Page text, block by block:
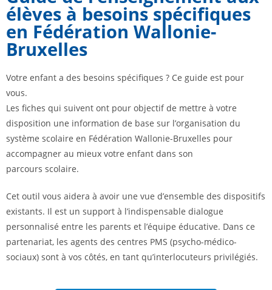
élèves à besoins spécifiques
en Fédération Wallonie-
Bruxelles
Votre enfant a des besoins spécifiques ? Ce guide est pour
vous.
Les fiches qui suivent ont pour objectif de mettre à votre
disposition une information de base sur l’organisation du
système scolaire en Fédération Wallonie-Bruxelles pour
accompagner au mieux votre enfant dans son
parcours scolaire.
Cet outil vous aidera à avoir une vue d’ensemble des dispositifs
existants. Il est un support à l’indispensable dialogue
personnalisé entre les parents et l’équipe éducative. Dans ce
partenariat, les agents des centres PMS (psycho-médico-
sociaux) sont à vos côtés, en tant qu’interlocuteurs privilégiés.